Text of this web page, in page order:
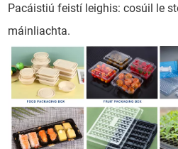
Pacáistiú feistí leighis: cosúil le
máinliachta.